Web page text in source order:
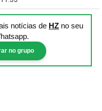
notícias de HZ no seu
no grupo